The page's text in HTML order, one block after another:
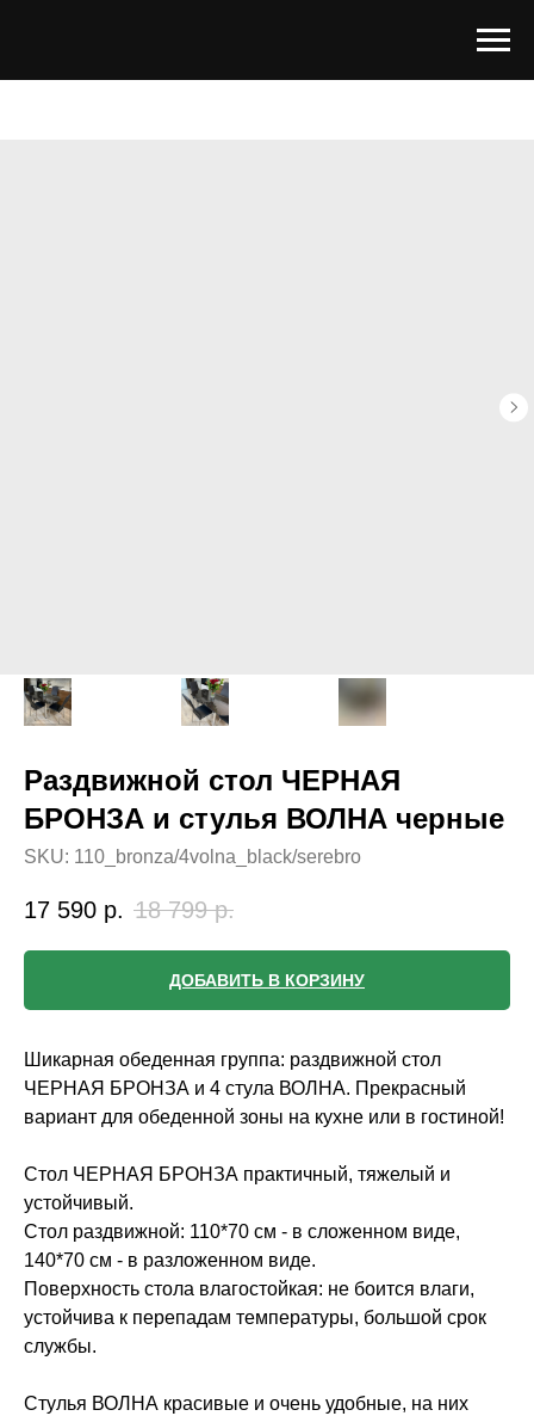
Раздвижной стол ЧЕРНАЯ
БРОНЗА и стулья ВОЛНА черные
SKU: 110_bronza/4volna_black/serebro
17 590 р. 18 799 р.
ДОБАВИТЬ В КОРЗИНУ
Шикарная обеденная группа: раздвижной стол
ЧЕРНАЯ БРОНЗА и 4 стула ВОЛНА. Прекрасный
вариант для обеденной зоны на кухне или в гостиной!
Стол ЧЕРНАЯ БРОНЗА практичный, тяжелый и
устойчивый.
Стол раздвижной: 110*70 см - в сложенном виде,
140*70 см - в разложенном виде.
Поверхность стола влагостойкая: не боится влаги,
устойчива к перепадам температуры, большой срок
службы.
Стулья ВОЛНА красивые и очень удобные, на них